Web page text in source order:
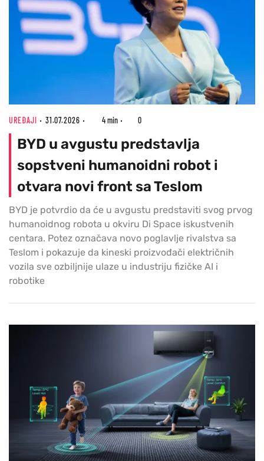
UREĐAJI 31.07.2026 4 min 0
BYD u avgustu predstavlja
sopstveni humanoidni robot i
otvara novi front sa Teslom
BYD je potvrdio da će u avgustu predstaviti svog prvog
humanoidnog robota u okviru Di Space iskustvenih
centara. Potez označava novo poglavlje rivalstva sa
Teslom i pokazuje da kineski proizvođači električnih
vozila sve ozbiljnije ulaze u industriju fizičke AI i
robotike